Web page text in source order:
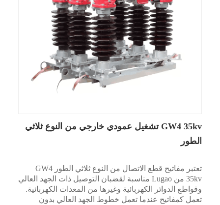
GW4 35kv تشغيل عمودي خارجي من النوع ثلاثي
الطور
تعتبر مفاتيح قطع الاتصال من النوع ثلاثي الطور GW4
35kv من Lugao مناسبة لقضبان التوصيل ذات الجهد العالي
وقواطع الدوائر الكهربائية وغيرها من المعدات الكهربائية.
تعمل كمفاتيح عندما تعمل خطوط الجهد العالي بدون